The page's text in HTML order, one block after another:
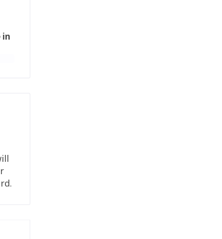
in